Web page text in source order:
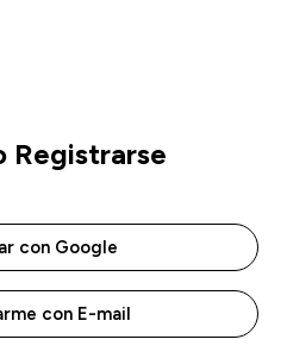
Registrarse
con Google
con E-mail